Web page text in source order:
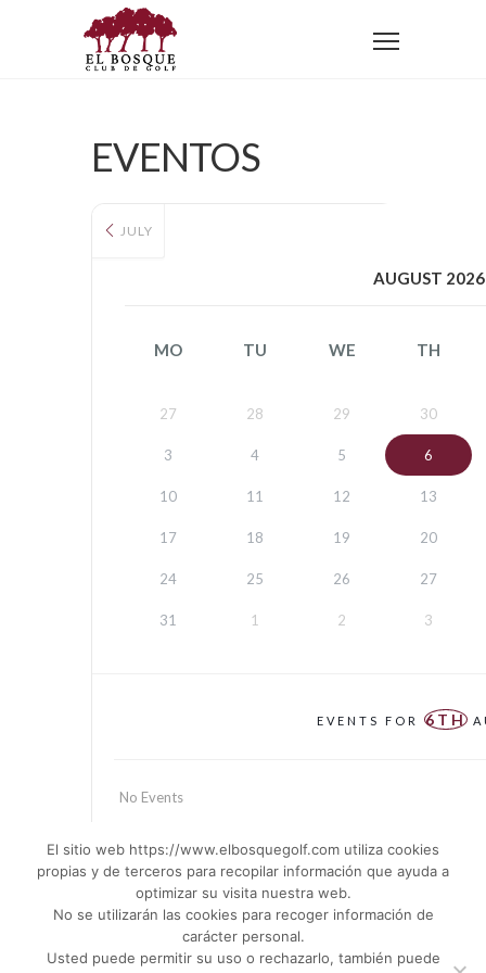
Home
EVENTOS
JULY
AUGUST 2026
MO TU WE TH
27 28 29 30
3 4 5 6
10 11 12 13
17 18 19 20
24 25 26 27
31 1 2 3
EVENTS FOR 6TH
No Events
El sitio web https://www.elbosquegolf.com utiliza cookies
propias y de terceros para recopilar información que ayuda a
optimizar su visita nuestra web.
No se utilizarán las cookies para recoger información de
carácter personal.
Usted puede permitir su uso o rechazarlo, también puede